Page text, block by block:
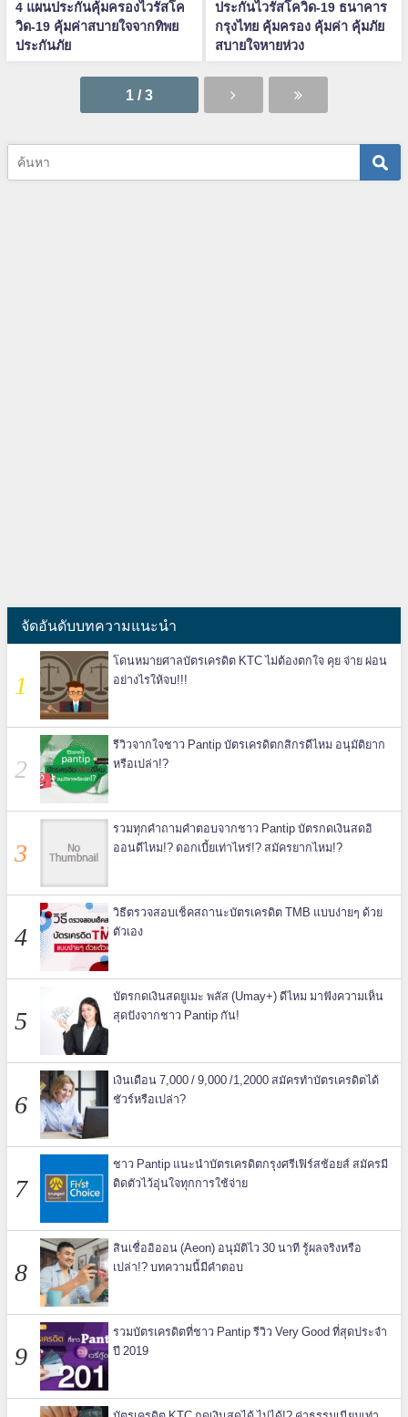
4 แผนประกันคุ้มครองไวรัสโค
วิด-19 คุ้มค่าสบายใจจากทิพย
ประกันภัย
ประกันไวรัสโควิด-19 ธนาคาร
กรุงไทย คุ้มครอง คุ้มค่า คุ้มภัย
สบายใจหายห่วง
1 / 3
จัดอันดับบทความแนะนำ
โดนหมายศาลบัตรเครดิต KTC ไม่ต้องตกใจ คุย จ่าย ผ่อน
อย่างไรให้จบ!!!
รีวิวจากใจชาว Pantip บัตรเครดิตกสิกรดีไหม อนุมัติยาก
หรือเปล่า!?
รวมทุกคำถามคำตอบจากชาว Pantip บัตรกดเงินสดอิ
ออนดีไหม!? ดอกเบี้ยเท่าไหร่!? สมัครยากไหม!?
วิธีตรวจสอบเช็คสถานะบัตรเครดิต TMB แบบง่ายๆ ด้วย
ตัวเอง
บัตรกดเงินสดยูเมะ พลัส (Umay+) ดีไหม มาฟังความเห็น
สุดปังจากชาว Pantip กัน!
เงินเดือน 7,000 / 9,000 /1,2000 สมัครทำบัตรเครดิตได้
ชัวร์หรือเปล่า?
ชาว Pantip แนะนำบัตรเครดิตกรุงศรีเฟิร์สช้อยส์ สมัครมี
ติดตัวไว้อุ่นใจทุกการใช้จ่าย
สินเชื่ออิออน (Aeon) อนุมัติไว 30 นาที รู้ผลจริงหรือ
เปล่า!? บทความนี้มีคำตอบ
รวมบัตรเครดิตที่ชาว Pantip รีวิว Very Good ที่สุดประจำ
ปี 2019